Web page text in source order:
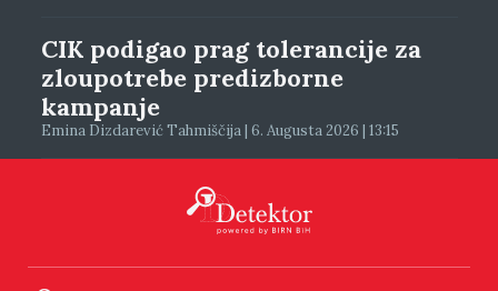
CIK podigao prag tolerancije za
zloupotrebe predizborne
kampanje
Emina Dizdarević Tahmiščija | 6. Augusta 2026 | 13:15